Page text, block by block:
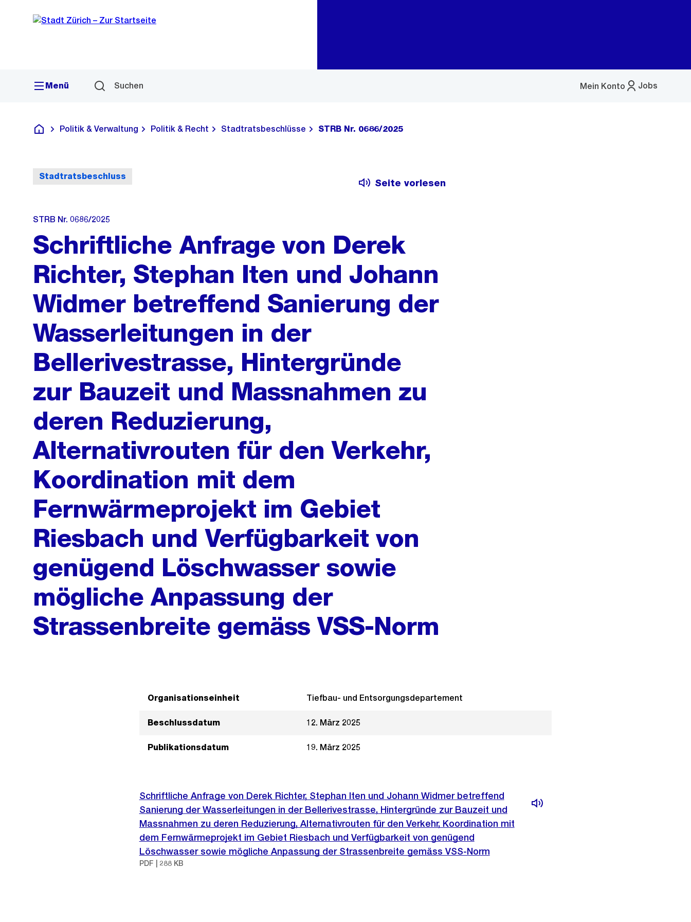
Navigation
Sprunglink
Menü Suchen Jobs
Mein Konto
Menü
Deutsch
Politik & Verwaltung Politik & Recht Stadtratsbeschlüsse STRB Nr. 0686/2025
Stadtratsbeschluss
Seite vorlesen
STRB Nr. 0686/2025
Schriftliche Anfrage von Derek
Richter, Stephan Iten und Johann
Widmer betreffend Sanierung der
Wasserleitungen in der
Bellerivestrasse, Hintergründe
zur Bauzeit und Massnahmen zu
deren Reduzierung,
Alternativrouten für den Verkehr,
Koordination mit dem
Fernwärmeprojekt im Gebiet
Riesbach und Verfügbarkeit von
genügend Löschwasser sowie
mögliche Anpassung der
Strassenbreite gemäss VSS-Norm
Organisationseinheit Tiefbau- und Entsorgungsdepartement
Beschlussdatum 12. März 2025
Publikationsdatum 19. März 2025
Schriftliche Anfrage von Derek Richter, Stephan Iten und Johann Widmer betreffend
Sanierung der Wasserleitungen in der Bellerivestrasse, Hintergründe zur Bauzeit und
Massnahmen zu deren Reduzierung, Alternativrouten für den Verkehr, Koordination mit
dem Fernwärmeprojekt im Gebiet Riesbach und Verfügbarkeit von genügend
Löschwasser sowie mögliche Anpassung der Strassenbreite gemäss VSS-Norm
PDF | 288 KB